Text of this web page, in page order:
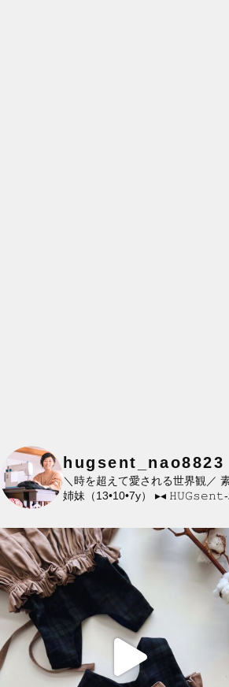
hugsent_nao8823
＼時を超えて愛される世界観／
姉妹（13•10•7y）
▸◂ 𝙷𝚄𝙶𝚜𝚎𝚗𝚝-